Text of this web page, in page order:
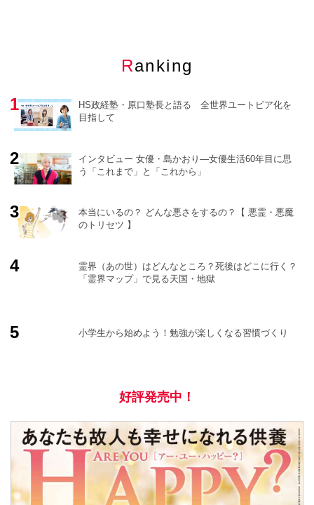
Ranking
HS政経塾・原口塾長と語る 全世界ユートピア化を
目指して
インタビュー 女優・島かおり―女優生活60年目に思
う「これまで」と「これから」
本当にいるの？ どんな悪さをするの？【 悪霊・悪魔
のトリセツ 】
霊界（あの世）はどんなところ？死後はどこに行く？
「霊界マップ」で見る天国・地獄
小学生から始めよう！勉強が楽しくなる習慣づくり
好評発売中！